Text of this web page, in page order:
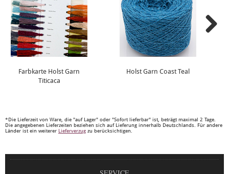
Farbkarte Holst Garn
Titicaca
Holst Garn Coast Teal
*Die Lieferzeit von Ware, die "auf Lager" oder "Sofort lieferbar" ist, beträgt maximal 2 Tage.
Die angegebenen Lieferzeiten beziehen sich auf Lieferung innerhalb Deutschlands. Für andere
Länder ist ein weiterer Lieferverzug zu berücksichtigen.